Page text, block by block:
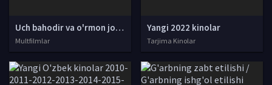
Uch bahodir va o'rmon jodugari Multfilm Uzbek tilida O'zbekcha 2014 tarjima kino Full HD skachat
Multfilmlar
Yangi 2022 kinolar
Tarjima Kinolar